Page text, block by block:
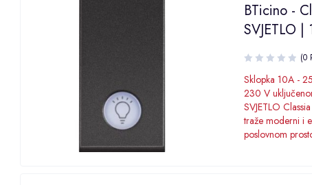
BTicino -
SVJETLO |
(0
Sklopka 10A -
230 V
SVJETLO
traže moderni i
poslovnom